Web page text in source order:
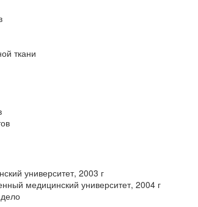
ткани
университет, 2003 г
медицинский университет, 2004 г